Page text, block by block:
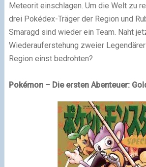
Meteorit einschlagen. Um die Welt zu
drei Pokédex-Träger der Region und
Smaragd sind wieder ein Team. Naht
Wiederauferstehung zweier
Region einst bedrohten?
Pokémon – Die ersten Abenteuer: